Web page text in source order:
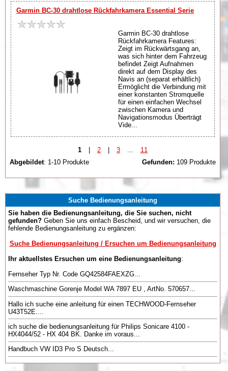
Garmin BC-30 drahtlose Rückfahrkamera Essential Serie
Garmin BC-30 drahtlose
Rückfahrkamera Features:
Zeigt im Rückwärtsgang an,
was sich hinter dem Fahrzeug
befindet Zeigt Aufnahmen
direkt auf dem Display des
Navis an (separat erhältlich)
Ermöglicht die Verbindung mit
einer konstanten Stromquelle
für einen einfachen Wechsel
zwischen Kamera und
Navigationsmodus Überträgt
Vide...
1 | 2 | 3
11
Abgebildet: 1-10 Produkte Gefunden: 109 Produkte
Suche Bedienungsanleitung
Sie haben die Bedienungsanleitung, die Sie suchen, nicht
gefunden? Geben Sie uns einfach Bescheid, und wir versuchen, die
fehlende Bedienungsanleitung zu ergänzen:
Suche Bedienungsanleitung / Ersuchen um Bedienungsanleitung
Ihr aktuellstes Ersuchen um eine Bedienungsanleitung:
Fernseher Typ Nr. Code GQ42584FAEXZG...
Waschmaschine Gorenje Model WA 7897 EU , ArtNo. 570657...
Hallo ich suche eine anleitung für einen TECHWOOD-Fernseher
U43T52E....
ich suche die bedienungsanleitung für Philips Sonicare 4100 -
HX4044/52 - HX 404 BK. Danke im voraus...
Handbuch VW ID3 Pro S Deutsch...